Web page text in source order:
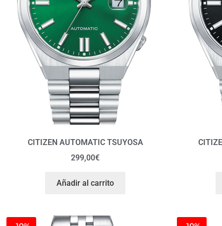
CITIZEN AUTOMATIC TSUYOSA
299,00€
Añadir al carrito